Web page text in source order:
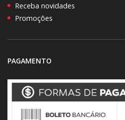
Receba novidades
Promoções
PAGAMENTO